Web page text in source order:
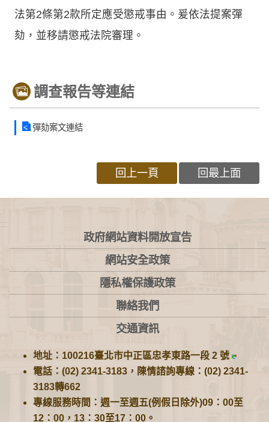
法第2條第2款所定應受懲戒事由。爰依法提案彈
劾，並移請懲戒法院審理。
調查報告等連結
彈劾案文連結
回上一頁 回最上面
:::
政府網站資料開放宣告
網站安全政策
隱私權保護政策
聯絡我們
交通資訊
地址：100216臺北市中正區忠孝東路一段 2 號
電話：(02) 2341-3183，陳情諮詢專線：(02) 2341-
3183轉662
專線服務時間：週一至週五(例假日除外)09：00至
12：00，13：30至17：00。